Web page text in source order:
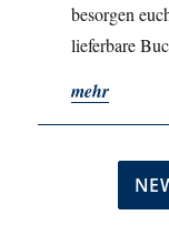
besorgen
lieferbare
mehr